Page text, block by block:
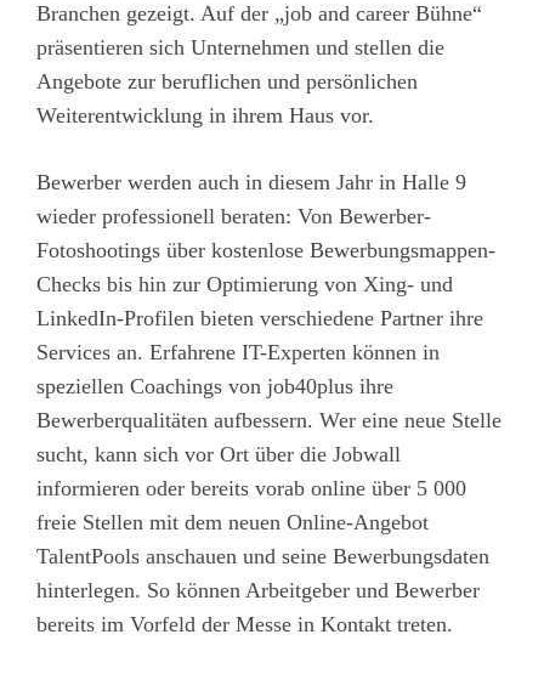
Branchen gezeigt. Auf der „job and career Bühne“
präsentieren sich Unternehmen und stellen die
Angebote zur beruflichen und persönlichen
Weiterentwicklung in ihrem Haus vor.
Bewerber werden auch in diesem Jahr in Halle 9
wieder professionell beraten: Von Bewerber-
Fotoshootings über kostenlose Bewerbungsmappen-
Checks bis hin zur Optimierung von Xing- und
LinkedIn-Profilen bieten verschiedene Partner ihre
Services an. Erfahrene IT-Experten können in
speziellen Coachings von job40plus ihre
Bewerberqualitäten aufbessern. Wer eine neue Stelle
sucht, kann sich vor Ort über die Jobwall
informieren oder bereits vorab online über 5 000
freie Stellen mit dem neuen Online-Angebot
TalentPools anschauen und seine Bewerbungsdaten
hinterlegen. So können Arbeitgeber und Bewerber
bereits im Vorfeld der Messe in Kontakt treten.